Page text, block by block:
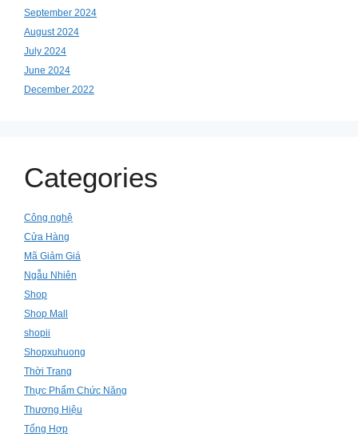
September 2024
August 2024
July 2024
June 2024
December 2022
Categories
Công nghệ
Cửa Hàng
Mã Giảm Giá
Ngẫu Nhiên
Shop
Shop Mall
shopii
Shopxuhuong
Thời Trang
Thực Phẩm Chức Năng
Thương Hiệu
Tổng Hợp